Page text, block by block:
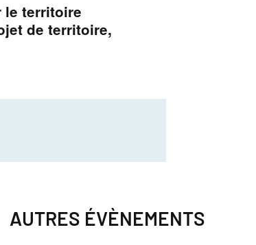
le territoire
de territoire,
AUTRES ÉVÈNEMENTS